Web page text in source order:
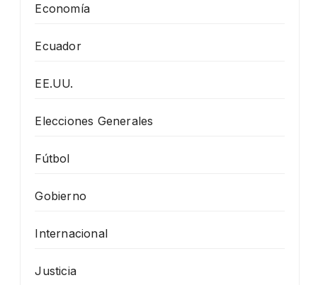
Economía
Ecuador
EE.UU.
Elecciones Generales
Fútbol
Gobierno
Internacional
Justicia